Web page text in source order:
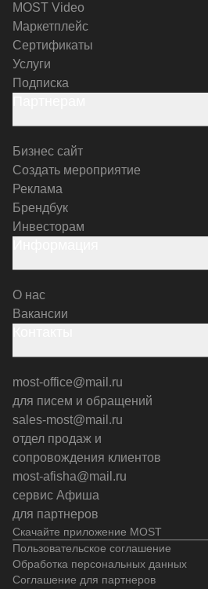
Скачайте приложение MOST
MOST Video
Маркетплейс
Сертификаты
Услуги
Подписка
Бизнес сайт
Создать мероприятие
Реклама
Брендбук
Инвесторам
О нас
Вакансии
most-office@mail.ru
для писем и обращений
sales-most@mail.ru
отдел продаж и
сопровождения клиентов
most-afisha@mail.ru
сервис Афиша
для партнеров
Пользовательское соглашение
Обработка персональных данных
Соглашение для партнеров